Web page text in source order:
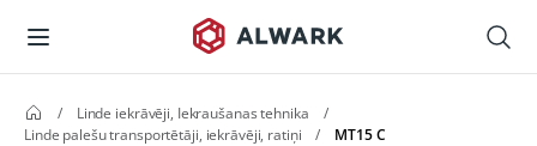
/ Linde iekrāvēji, Iekraušanas tehnika
/
Linde palešu transportētāji, iekrāvēji, ratiņi
/ MT15 C